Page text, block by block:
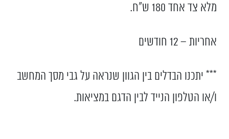
מלא צד אחד 180 ש"ח.
אחריות – 12 חודשים
*** יתכנו הבדלים בין הגוון שנראה על גבי מסך המחשב
ו/או הטלפון הנייד לבין הדגם במציאות.